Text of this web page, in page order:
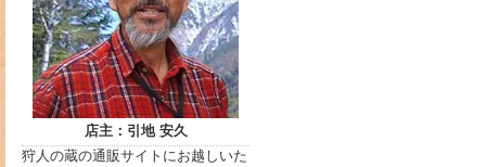
店主：引地 安久
狩人の蔵の通販サイトにお越しいた